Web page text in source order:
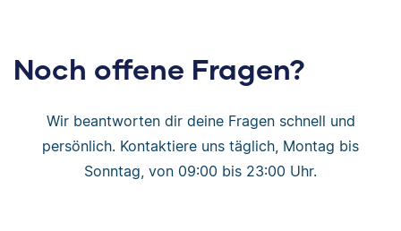
Noch offene Fragen?
Wir beantworten dir deine Fragen schnell und
persönlich. Kontaktiere uns täglich, Montag bis
Sonntag, von 09:00 bis 23:00 Uhr.